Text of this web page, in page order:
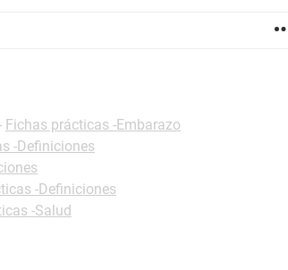
Fichas prácticas -Embarazo
-Definiciones
-Definiciones
-Salud